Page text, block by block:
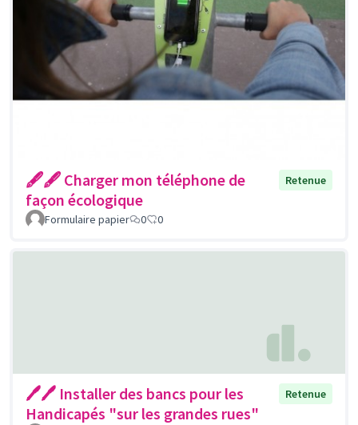
🖋🖋 Charger mon téléphone de
façon écologique
Retenue
Formulaire papier 0 0
🖊🖊 Installer des bancs pour les
Handicapés "sur les grandes rues"
Retenue